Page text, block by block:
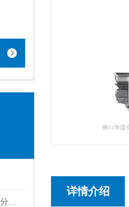
立式包装机在日常的生活中应用十分的广泛
详情介绍